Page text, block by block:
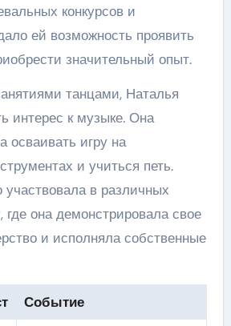
конкурсов и
ей возможность проявить
значительный опыт.
танцами, Наталья
интерес к музыке. Она
осваивать игру на
и учиться петь.
участвовала в различных
где она демонстрировала свое
и исполняла собственные
Событие